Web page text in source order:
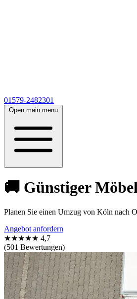
01579-2482301
Open main menu
🚚 Günstiger
Planen Sie einen Umzug von Köln nach
Angebot anfordern
★★★★★ 4,7
(501 Bewertungen)